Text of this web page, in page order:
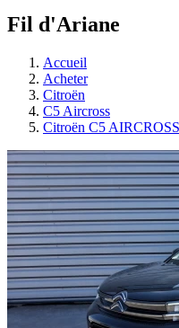
Fil d'Ariane
Accueil
Acheter
Citroën
C5 Aircross
Citroën C5